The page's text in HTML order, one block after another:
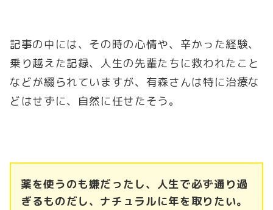
記事の中には、その時の心情や、辛かった経験、
乗り越えた記録、人生の先輩たちに救われたこと
などが綴られていますが、有森さんは特に治療な
どはせずに、自然に任せたそう。
薬を使うのも嫌だったし、人生で必ず通り過
ぎるものだし、ナチュラルに年を取りたい。